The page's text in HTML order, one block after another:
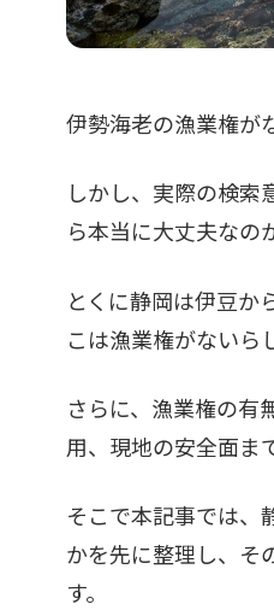
伊勢海老の漁業権が
しかし、実際の検索
ら本当に大丈夫なの
とくに静岡は伊豆か
こは漁業権がないら
さらに、漁業権の有
用、現地の安全面ま
そこで本記事では、
かを先に整理し、そ
す。